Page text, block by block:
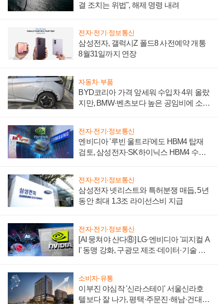
결 조치는 위법", 해제 명령 내려
전자·전기·정보통신
삼성전자, 갤럭시Z 폴드8 사전예약 개통
8월31일까지 연장
자동차·부품
BYD코리아 가격 앞세워 수입차 4위 올랐
지만, BMW·벤츠보다 높은 공임비에 소비
전자·전기·정보통신
엔비디아 '루빈 울트라'에도 HBM4 탑재
검토, 삼성전자·SK하이닉스 HBM4 수율
전자·전기·정보통신
삼성전자 넷리스트와 특허분쟁 매듭, 5년
동안 최대 1.3조 라이선스비 지급
전자·전기·정보통신
[AI 뭉쳐야 산다⑧] LG·엔비디아 '피지컬 A
I' 동맹 강화, 구광모 제조·데이터·기술 결
소비자·유통
이부진 야심작 '신라스테이' 서울신라호
텔보다 잘 나가, 평택·주문진·해남·건대로